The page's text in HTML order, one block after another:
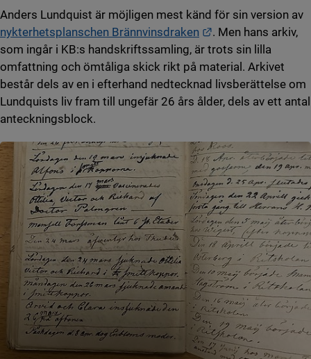
Anders Lundquist är möjligen mest känd för sin version av
nykterhetsplanschen Brännvinsdraken
Länk till annan
. Men hans arkiv,
som ingår i KB:s handskriftssamling, är trots sin lilla
omfattning och ömtåliga skick rikt på material. Arkivet
består dels av en i efterhand nedtecknad livsberättelse om
Lundquists liv fram till ungefär 26 års ålder, dels av ett antal
anteckningsblock.